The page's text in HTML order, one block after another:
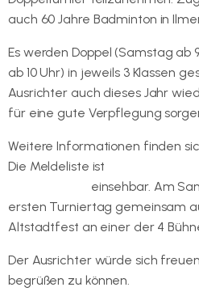
auch 60 Jahre Badminton in
Es werden Doppel (Samstag ab
ab 10 Uhr) in jeweils 3 Klassen
Ausrichter auch dieses Jahr
für eine gute Verpflegung
Weitere Informationen finden
Die Meldeliste ist
einsehbar. Am
ersten Turniertag gemeinsam
Altstadtfest an einer der 4
Der Ausrichter würde sich
begrüßen zu können.